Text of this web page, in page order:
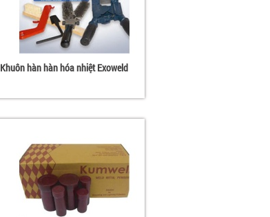
Khuôn hàn hàn hóa nhiệt Exoweld